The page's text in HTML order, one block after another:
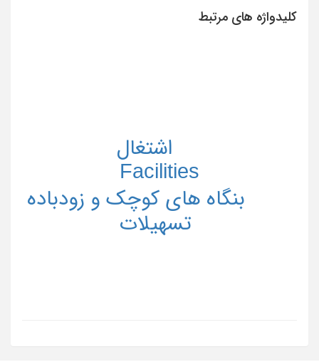
کلیدواژه های مرتبط
Facilities
اشتغال
بنگاه های کوچک و زودباده
تسهیلات